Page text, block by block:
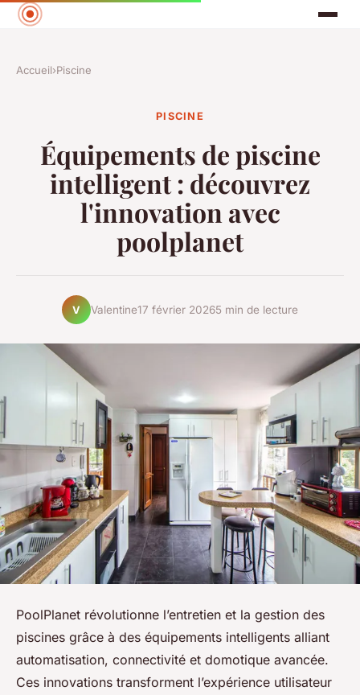
Accueil›Piscine
PISCINE
Équipements de piscine
intelligent : découvrez
l'innovation avec
poolplanet
V Valentine17 février 20265 min de lecture
PoolPlanet révolutionne l’entretien et la gestion des
piscines grâce à des équipements intelligents alliant
automatisation, connectivité et domotique avancée.
Ces innovations transforment l’expérience utilisateur